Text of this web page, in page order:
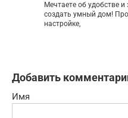
Мечтаете об удобстве
создать умный дом!
настройке,
Добавить
Имя